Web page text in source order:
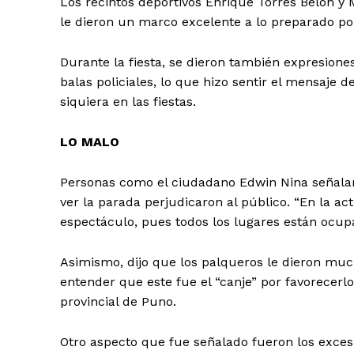
le dieron un marco excelente a lo preparado
Durante la fiesta, se dieron también
balas policiales, lo que hizo sentir el mensaje
siquiera en las fiestas.
LO MALO
Personas como el ciudadano Edwin Nina
ver la parada perjudicaron al público. “En la
espectáculo, pues todos los lugares están
Asimismo, dijo que los palqueros le dieron
entender que este fue el “canje” por
provincial de Puno.
Otro aspecto que fue señalado fueron los